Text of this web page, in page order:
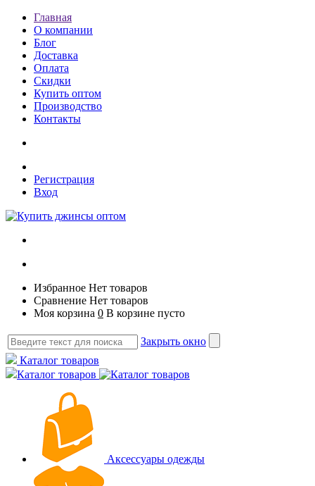
Главная
О компании
Блог
Доставка
Оплата
Скидки
Купить оптом
Производство
Контакты
Регистрация
Вход
Избранное Нет товаров
Сравнение Нет товаров
Моя корзина 0 В корзине пусто
Закрыть окно
Каталог товаров
Каталог товаров
Аксессуары одежды